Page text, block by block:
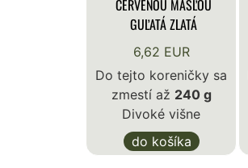
ČERVENOU MAŠĽOU
GUĽATÁ ZLATÁ
6,62 EUR
Do tejto koreničky sa
zmestí až 240 g
Divoké višne
do košíka